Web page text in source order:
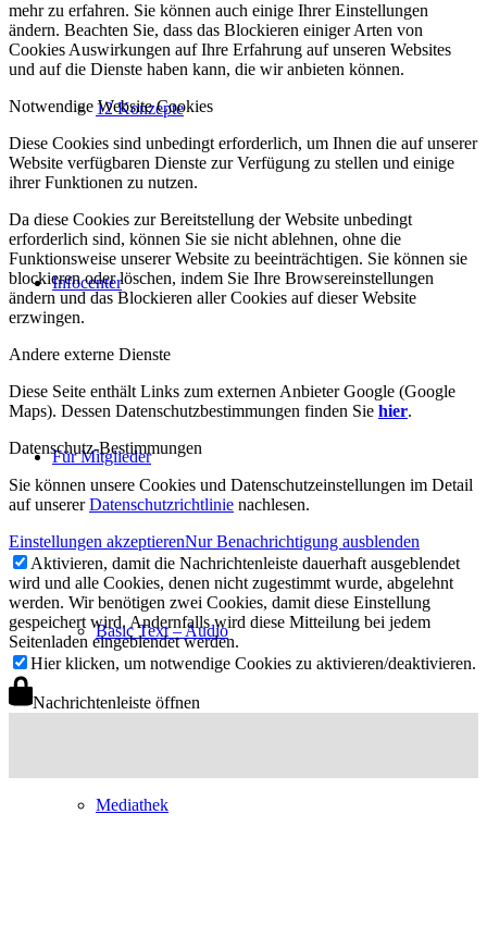
12 Konzepte
Infocenter
Für Mitglieder
Basic Text – Audio
Mediathek
mehr zu erfahren. Sie können auch einige Ihrer Einstellungen
ändern. Beachten Sie, dass das Blockieren einiger Arten von
Cookies Auswirkungen auf Ihre Erfahrung auf unseren Websites
und auf die Dienste haben kann, die wir anbieten können.
Notwendige Website Cookies
Diese Cookies sind unbedingt erforderlich, um Ihnen die auf unserer
Website verfügbaren Dienste zur Verfügung zu stellen und einige
ihrer Funktionen zu nutzen.
Da diese Cookies zur Bereitstellung der Website unbedingt
erforderlich sind, können Sie sie nicht ablehnen, ohne die
Funktionsweise unserer Website zu beeinträchtigen. Sie können sie
blockieren oder löschen, indem Sie Ihre Browsereinstellungen
ändern und das Blockieren aller Cookies auf dieser Website
erzwingen.
Andere externe Dienste
Diese Seite enthält Links zum externen Anbieter Google (Google
Maps). Dessen Datenschutzbestimmungen finden Sie hier.
Datenschutz-Bestimmungen
Sie können unsere Cookies und Datenschutzeinstellungen im Detail
auf unsererDatenschutzrichtlinie nachlesen.
Einstellungen akzeptierenNur Benachrichtigung ausblenden
Aktivieren, damit die Nachrichtenleiste dauerhaft ausgeblendet
wird und alle Cookies, denen nicht zugestimmt wurde, abgelehnt
werden. Wir benötigen zwei Cookies, damit diese Einstellung
gespeichert wird. Andernfalls wird diese Mitteilung bei jedem
Seitenladen eingeblendet werden.
Hier klicken, um notwendige Cookies zu aktivieren/deaktivieren.
Nachrichtenleiste öffnen